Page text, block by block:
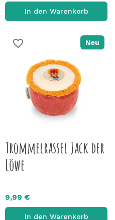
In den Warenkorb
Neu
favorite_border
Trommelrassel Jack der
Löwe
9,99 €
In den Warenkorb